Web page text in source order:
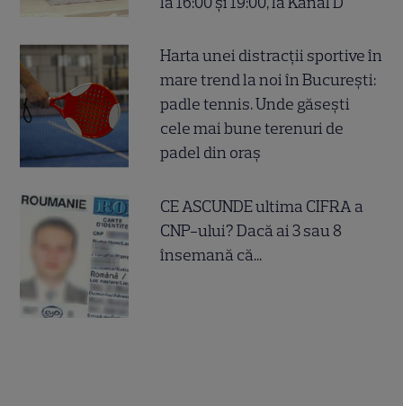
Harta unei distracții sportive în
mare trend la noi în București:
padle tennis. Unde găsești
cele mai bune terenuri de
padel din oraș
CE ASCUNDE ultima CIFRA a
CNP-ului? Dacă ai 3 sau 8
însemană că...